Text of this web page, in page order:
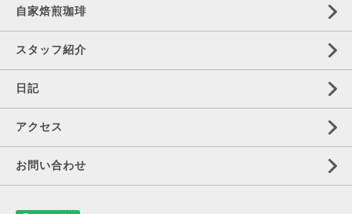
自家焙煎珈琲
スタッフ紹介
日記
アクセス
お問い合わせ